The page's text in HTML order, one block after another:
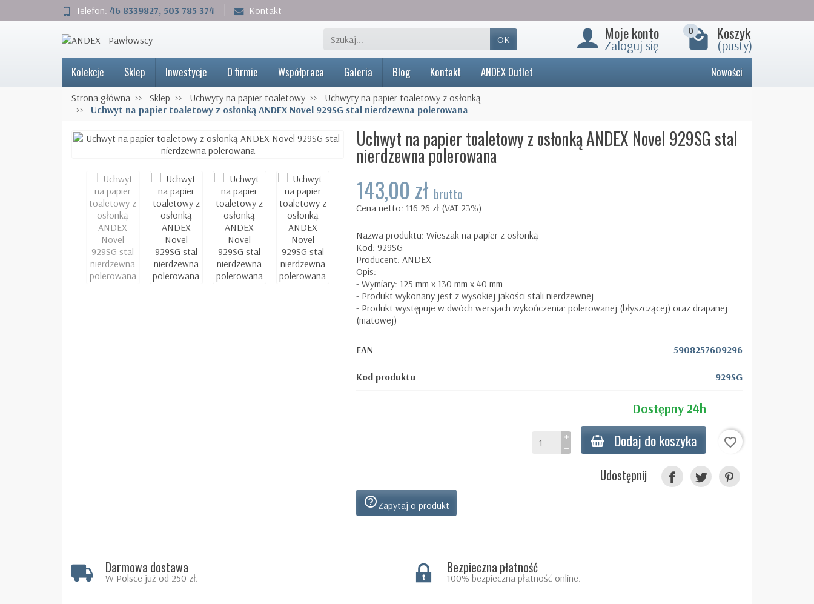
Telefon: 46 8339827, 503 785 374 Kontakt
OK Moje konto
Zaloguj się
0 Koszyk
(pusty)
Kolekcje Sklep Inwestycje O firmie Współpraca Galeria Blog Kontakt ANDEX Outlet Nowości
Strona główna Sklep Uchwyty na papier toaletowy
Uchwyty na papier toaletowy z osłonką
Uchwyt na papier toaletowy z osłonką ANDEX Novel 929SG stal nierdzewna polerowana
Uchwyt na papier toaletowy z osłonką ANDEX Novel 929SG stal
nierdzewna polerowana
143,00 zł brutto
Cena netto: 116.26 zł (VAT 23%)
Nazwa produktu: Wieszak na papier z osłonką
Kod: 929SG
Producent: ANDEX
Opis:
- Wymiary: 125 mm x 130 mm x 40 mm
- Produkt wykonany jest z wysokiej jakości stali nierdzewnej
- Produkt występuje w dwóch wersjach wykończenia: polerowanej (błyszczącej) oraz drapanej
(matowej)
EAN 5908257609296
Kod produktu 929SG
Dostępny 24h
Dodaj do koszyka favorite_border
Udostępnij
help_outlineZapytaj o produkt
Darmowa dostawa
W Polsce już od 250 zł.
Bezpieczna płatność
100% bezpieczna płatność online.